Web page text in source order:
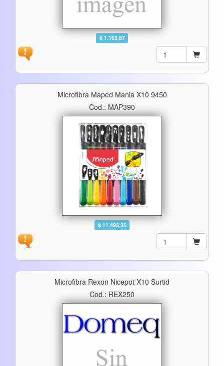
$ 1.163,87
Microfibra Maped Mania X10 9450
Cod.: MAP390
$ 11.493,35
Microfibra Rexon Nicepot X10 Surtid
Cod.: REX250